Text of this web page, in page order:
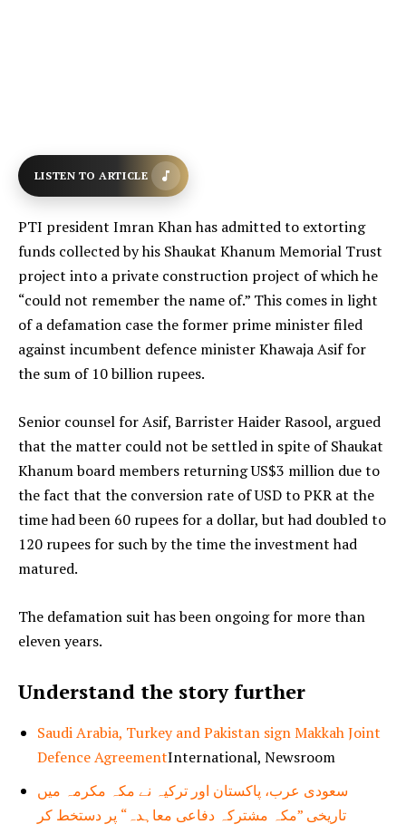
LISTEN TO ARTICLE
PTI president Imran Khan has admitted to extorting
funds collected by his Shaukat Khanum Memorial Trust
project into a private construction project of which he
“could not remember the name of.” This comes in light
of a defamation case the former prime minister filed
against incumbent defence minister Khawaja Asif for
the sum of 10 billion rupees.
Senior counsel for Asif, Barrister Haider Rasool, argued
that the matter could not be settled in spite of Shaukat
Khanum board members returning US$3 million due to
the fact that the conversion rate of USD to PKR at the
time had been 60 rupees for a dollar, but had doubled to
120 rupees for such by the time the investment had
matured.
The defamation suit has been ongoing for more than
eleven years.
Understand the story further
Saudi Arabia, Turkey and Pakistan sign Makkah Joint
Defence AgreementInternational, Newsroom
سعودی عرب، پاکستان اور ترکیہ نے مکہ مکرمہ میں
تاریخی ”مکہ مشترکہ دفاعی معاہدہ“ پر دستخط کر